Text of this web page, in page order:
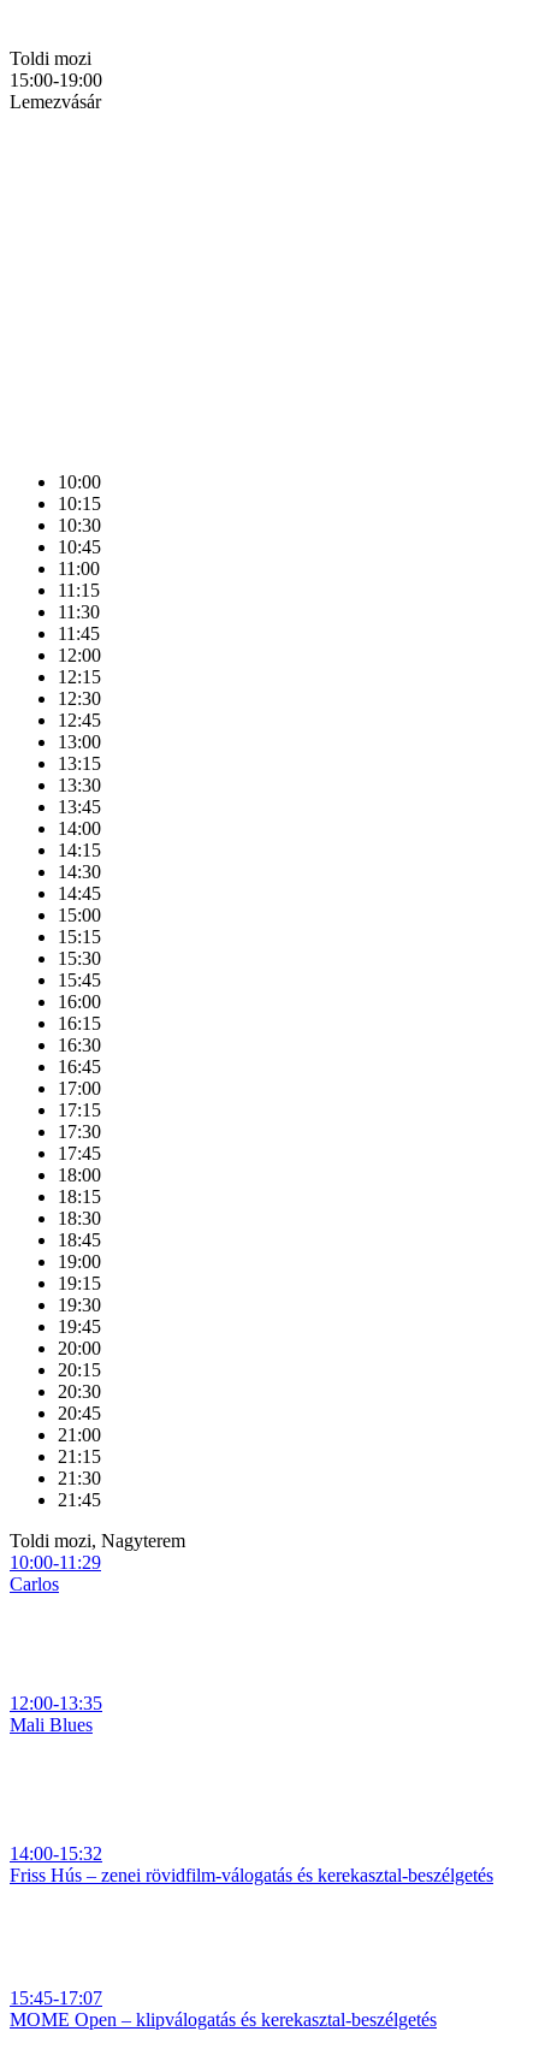
Toldi mozi
15:00-19:00
Lemezvásár
10:00
10:15
10:30
10:45
11:00
11:15
11:30
11:45
12:00
12:15
12:30
12:45
13:00
13:15
13:30
13:45
14:00
14:15
14:30
14:45
15:00
15:15
15:30
15:45
16:00
16:15
16:30
16:45
17:00
17:15
17:30
17:45
18:00
18:15
18:30
18:45
19:00
19:15
19:30
19:45
20:00
20:15
20:30
20:45
21:00
21:15
21:30
21:45
Toldi mozi, Nagyterem
10:00-11:29
Carlos
12:00-13:35
Mali Blues
14:00-15:32
Friss Hús – zenei rövidfilm-válogatás és kerekasztal-beszélgetés
15:45-17:07
MOME Open – klipválogatás és kerekasztal-beszélgetés